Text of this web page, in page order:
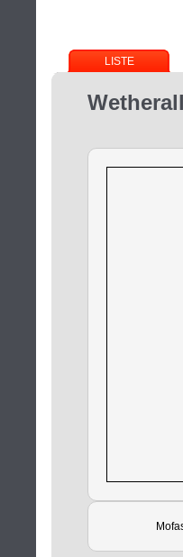
LISTE
Wetherall